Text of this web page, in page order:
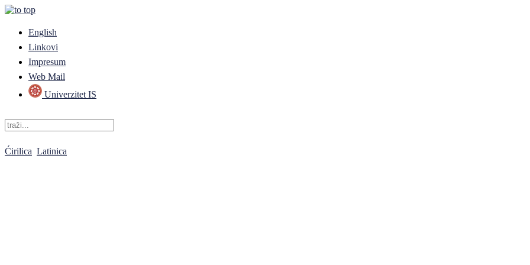
English
Linkovi
Impresum
Web Mail
Univerzitet IS
Ćirilica Latinica